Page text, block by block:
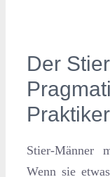
Der
Praktiker
Stier-Männer
Wenn sie